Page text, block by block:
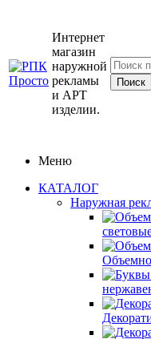
Интернет
магазин
наружной
рекламы
и АРТ
изделии.
Меню
КАТАЛОГ
Наружная